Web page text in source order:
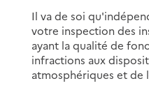
Il va de soi
votre inspection des
ayant la qualité de
infractions aux
atmosphériques et de